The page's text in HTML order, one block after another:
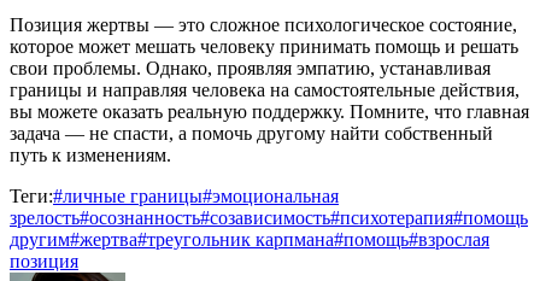
Позиция жертвы — это сложное психологическое состояние,
которое может мешать человеку принимать помощь и решать
свои проблемы. Однако, проявляя эмпатию, устанавливая
границы и направляя человека на самостоятельные действия,
вы можете оказать реальную поддержку. Помните, что главная
задача — не спасти, а помочь другому найти собственный
путь к изменениям.
Теги:#личные границы#эмоциональная
зрелость#осознанность#созависимость#психотерапия#помощь
другим#жертва#треугольник карпмана#помощь#взрослая
позиция